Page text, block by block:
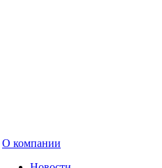
О компании